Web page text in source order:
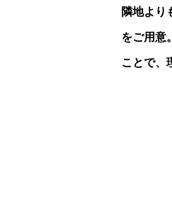
隣地より
をご用意
ことで、